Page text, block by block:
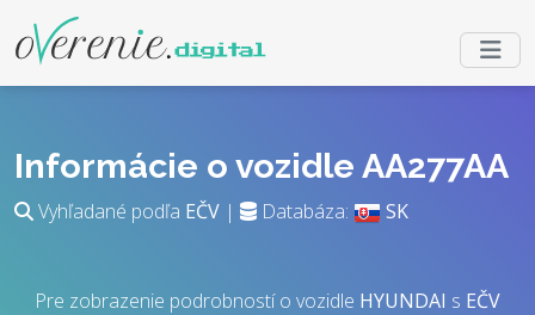
Informácie o vozidle AA277AA
Vyhľadané podľa EČV | Databáza: SK
Pre zobrazenie podrobností o vozidle HYUNDAI s EČV